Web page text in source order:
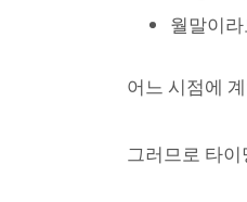
월말이
어느 시점에
그러므로 타